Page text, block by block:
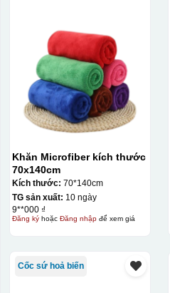
Khăn Microfiber kích thước
70x140cm
Kích thước: 70*140cm
TG sản xuất: 10 ngày
9**000 ₫
Đăng kýhoặc Đăng nhậpđể xem giá
Cốc sứ hoả biến